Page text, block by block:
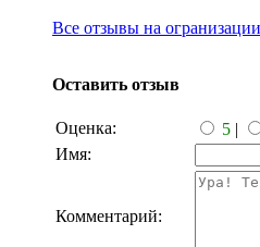
Все отзывы на
Оставить отзыв
Оценка: 5 |
Имя:
Комментарий: